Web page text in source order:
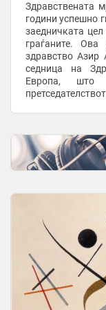
Здравствената
години успешно
заедничката цел
граѓаните.
здравство Азир
седница на
Европа,